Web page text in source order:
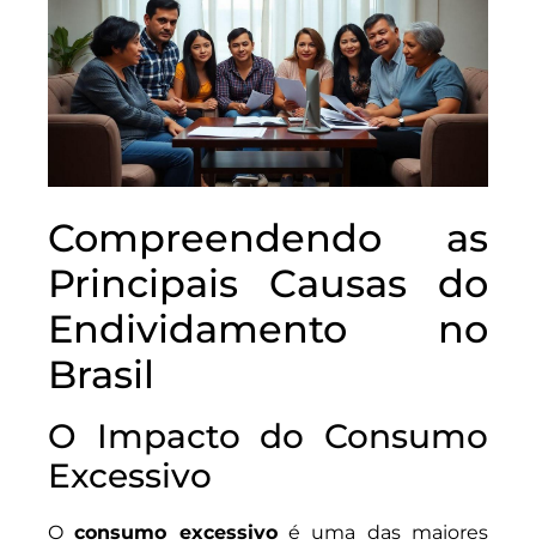
Compreendendo as
Principais Causas do
Endividamento no
Brasil
O Impacto do Consumo
Excessivo
Oconsumo excessivoé uma das maiores